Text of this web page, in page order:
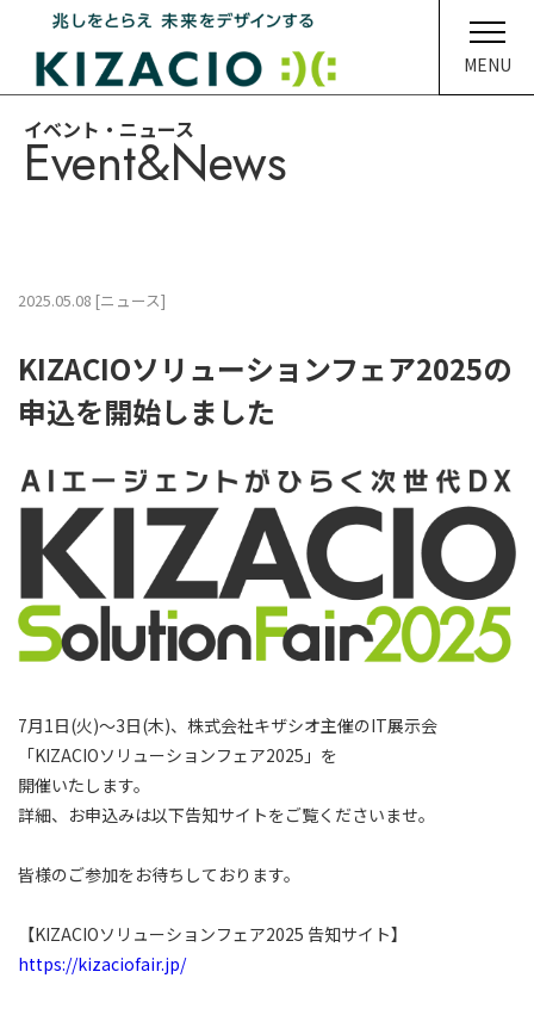
MENU
HOME
企業情報
メディア
採用情報
お問い合わせ
情報セキュリティ方針
イベント・ニュース
Event&News
2025.05.08 [ニュース]
KIZACIOソリューションフェア2025の
申込を開始しました
7月1日(火)～3日(木)、株式会社キザシオ主催のIT展示会
「KIZACIOソリューションフェア2025」を
開催いたします。
詳細、お申込みは以下告知サイトをご覧くださいませ。
皆様のご参加をお待ちしております。
【KIZACIOソリューションフェア2025 告知サイト】
https://kizaciofair.jp/